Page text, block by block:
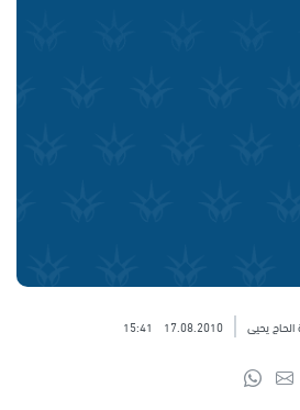
يحيى 17.08.2010
15:41